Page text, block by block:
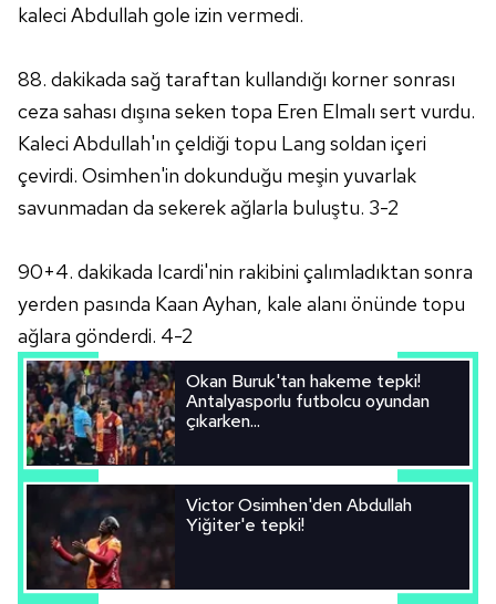
vasıtasıyla belirleyebilirsiniz. Çerezlere ilişkin detaylı bilgi
için Ayarlar butonuna tıklayabilir, Çerez Bilgilendirme
Metnimizi
ziyaret edebilirsiniz.
6698 sayılı Kişisel Verilerin Korunması Kanunu uyarınca
hazırlanmış Aydınlatma Metnimizi okumak ve sitemizde
almak için lütfen tıklayınız.
kaleci Abdullah gole izin vermedi.
88. dakikada sağ taraftan kullandığı korner sonrası
ceza sahası dışına seken topa Eren Elmalı sert vurdu.
Kaleci Abdullah'ın çeldiği topu Lang soldan içeri
çevirdi. Osimhen'in dokunduğu meşin yuvarlak
savunmadan da sekerek ağlarla buluştu. 3-2
90+4. dakikada Icardi'nin rakibini çalımladıktan sonra
yerden pasında Kaan Ayhan, kale alanı önünde topu
ağlara gönderdi. 4-2
Okan Buruk'tan hakeme tepki!
Antalyasporlu futbolcu oyundan
çıkarken...
Victor Osimhen'den Abdullah
Yiğiter'e tepki!